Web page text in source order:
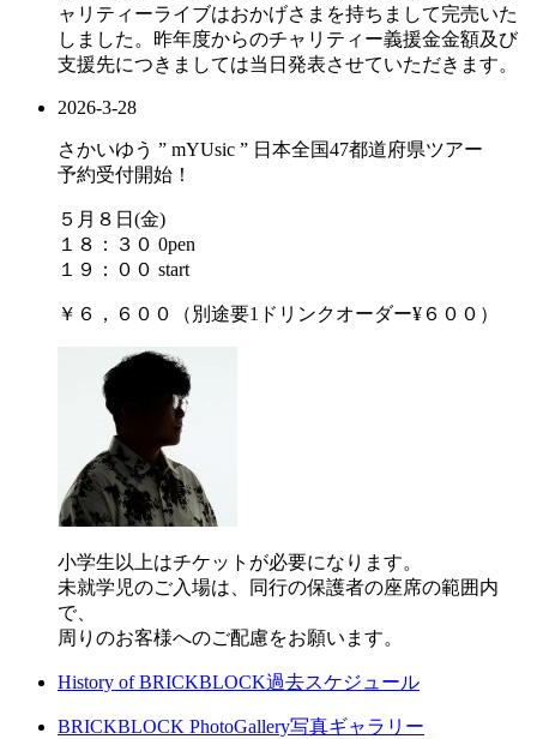
ャリティーライブはおかげさまを持ちまして完売いた
しました。昨年度からのチャリティー義援金金額及び
支援先につきましては当日発表させていただきます。
2026-3-28
さかいゆう ” mYUsic ” 日本全国47都道府県ツアー
予約受付開始！
５月８日(金)
１８：３０ 0pen
１９：００ start
￥６，６００（別途要1ドリンクオーダー¥６００）
小学生以上はチケットが必要になります。
未就学児のご入場は、同行の保護者の座席の範囲内
で、
周りのお客様へのご配慮をお願います。
History of BRICKBLOCK過去スケジュール
BRICKBLOCK PhotoGallery写真ギャラリー